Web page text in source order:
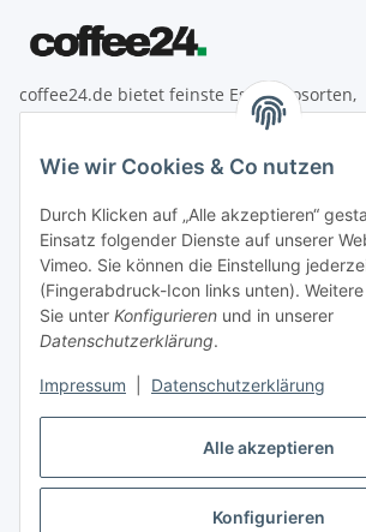
Alle akzeptieren
Konfigurieren
Wie wir Cookies & Co nutzen
Durch Klicken auf „Alle akzeptieren“
Einsatz folgender Dienste auf unserer
Vimeo. Sie können die Einstellung
(Fingerabdruck-Icon links unten).
Sie unter Konfigurieren und in unserer
Datenschutzerklärung.
Impressum Datenschutzerklärung
coffee24.de bietet feinste Espressosorten,
Espressomaschinen, Mahlwerke,
Gesetzliche Informationen
Zahlung
Vertrag widerrufen